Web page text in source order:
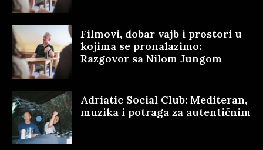
Filmovi, dobar vajb i prostori u
kojima se pronalazimo:
Razgovor sa Nilom Jungom
Adriatic Social Club: Mediteran,
muzika i potraga za autentičnim